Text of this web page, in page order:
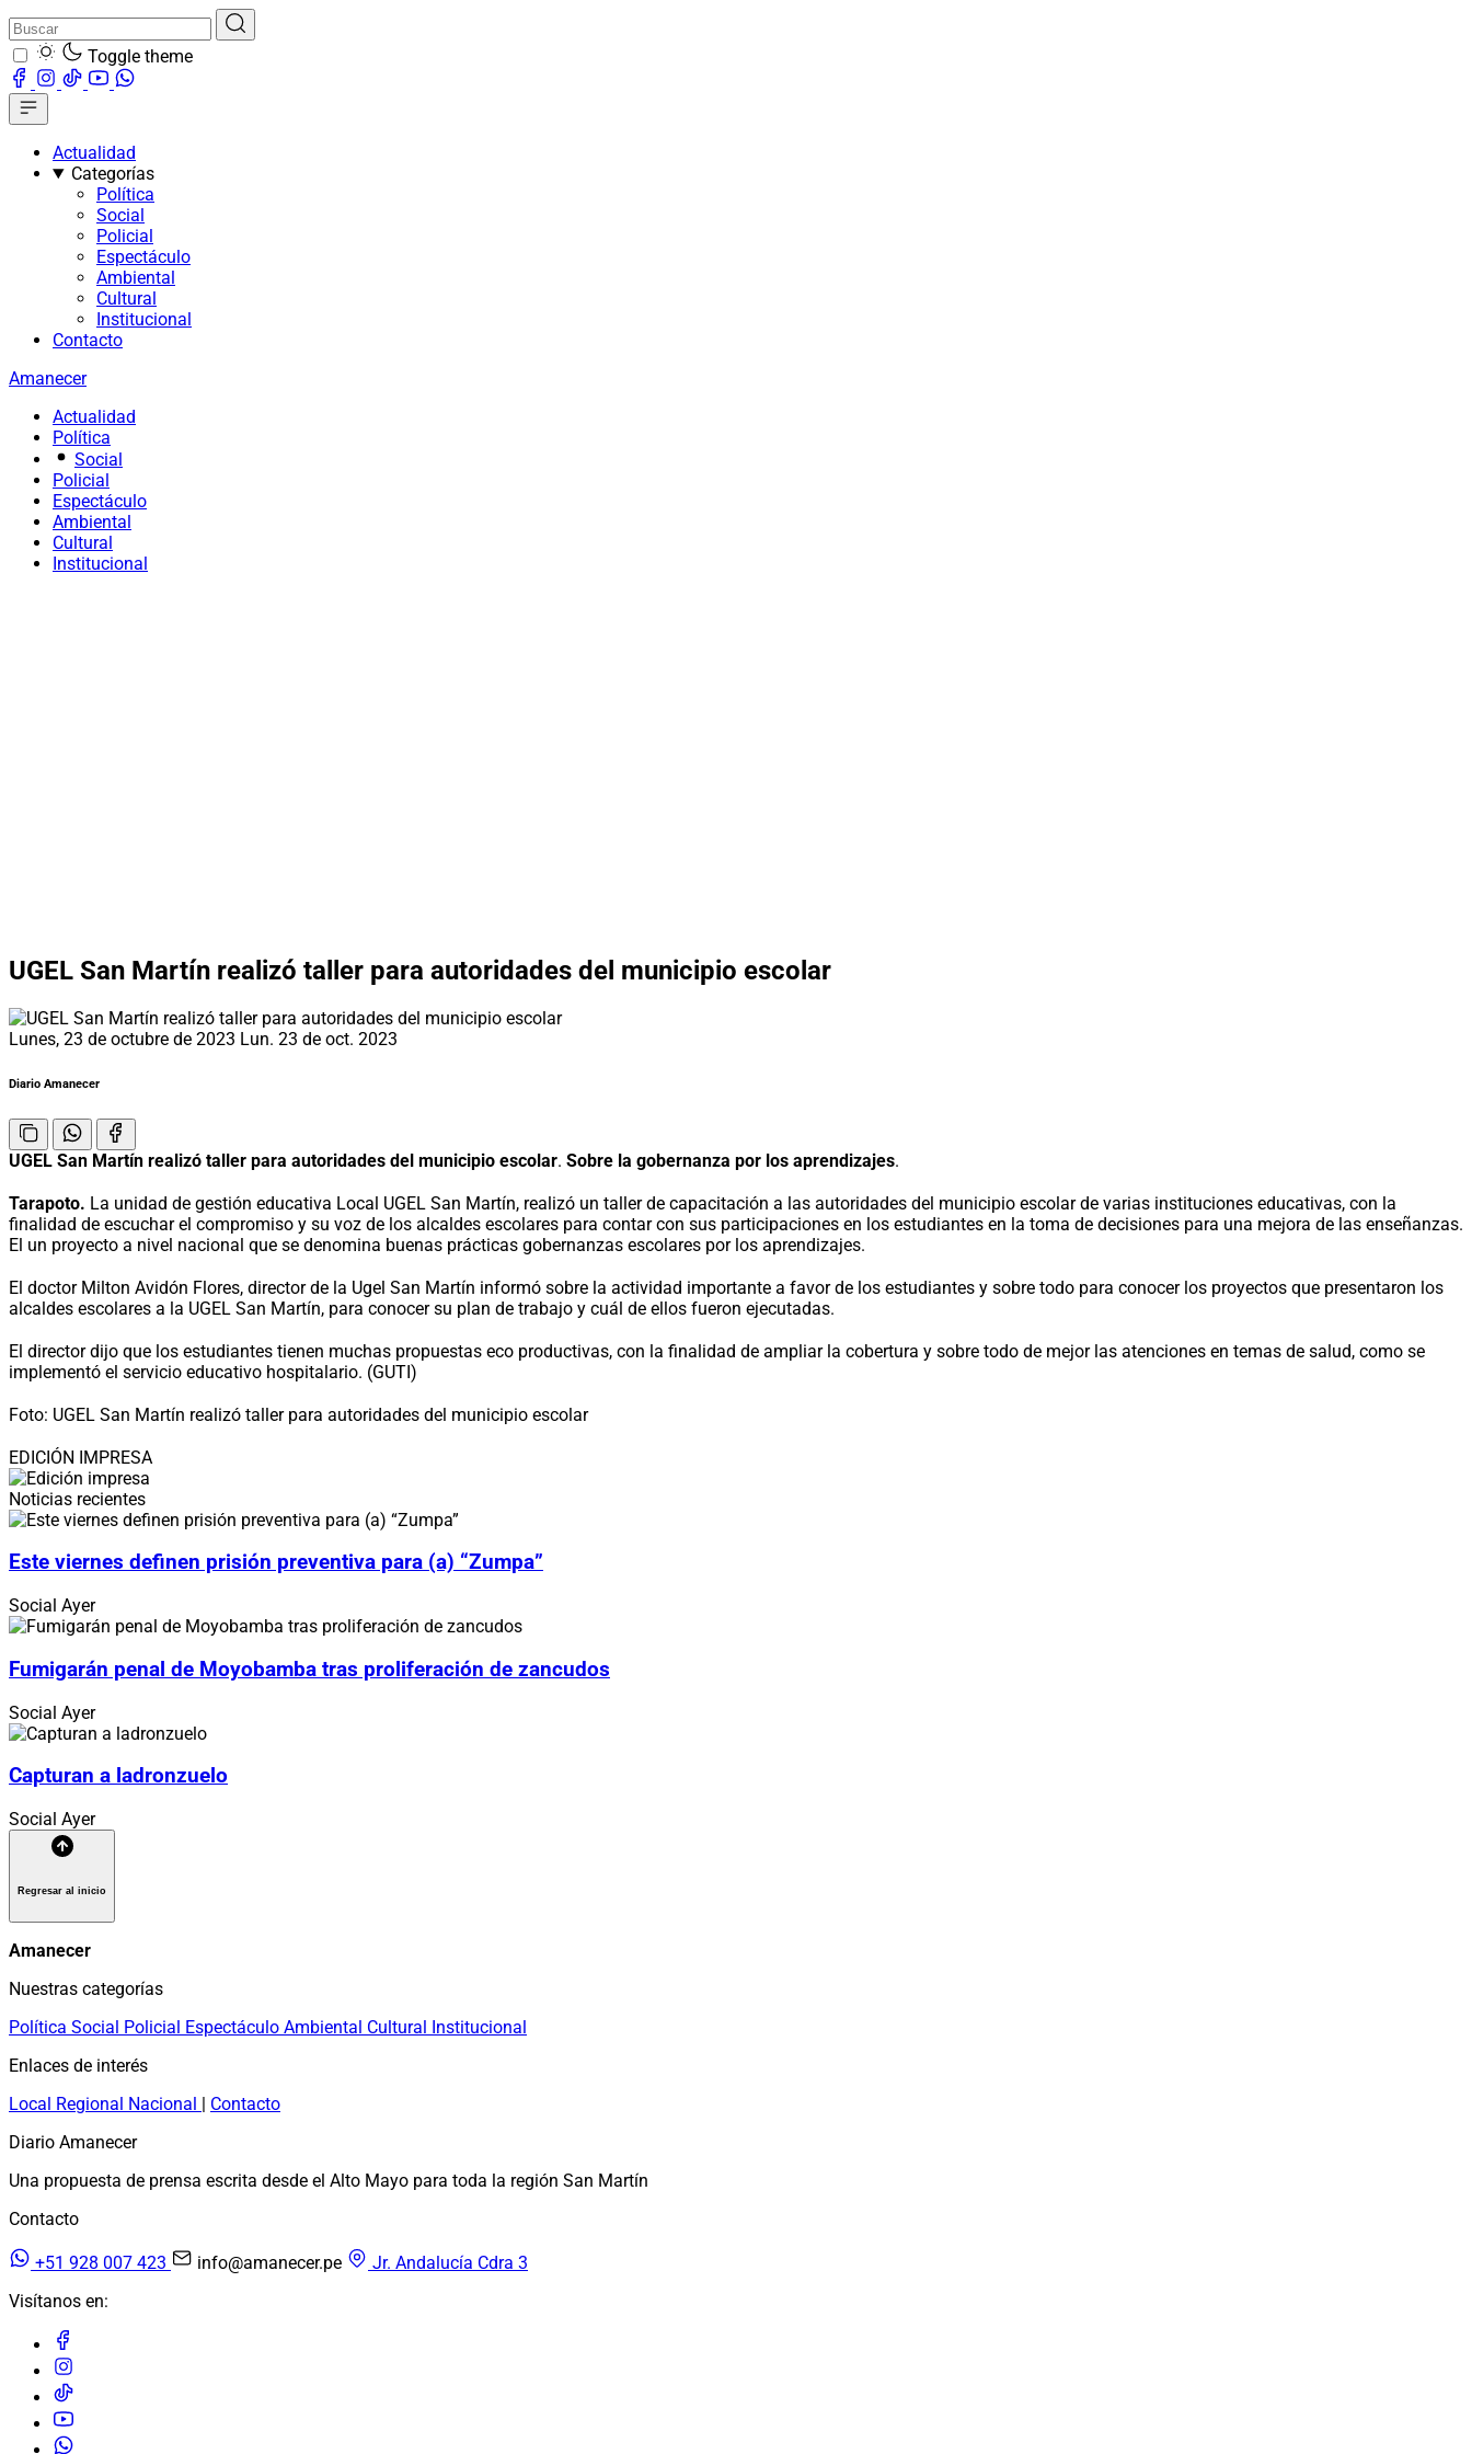
Toggle theme
Actualidad
Categorías
Política
Social
Policial
Espectáculo
Ambiental
Cultural
Institucional
Contacto
Amanecer
Actualidad
Política
Social
Policial
Espectáculo
Ambiental
Cultural
Institucional
UGEL San Martín realizó taller para autoridades del municipio escolar
Lunes, 23 de octubre de 2023 Lun. 23 de oct. 2023
Diario Amanecer
UGEL San Martín realizó taller para autoridades del municipio escolar. Sobre la gobernanza por los aprendizajes.
Tarapoto. La unidad de gestión educativa Local UGEL San Martín, realizó un taller de capacitación a las autoridades del municipio escolar de varias instituciones educativas, con la
finalidad de escuchar el compromiso y su voz de los alcaldes escolares para contar con sus participaciones en los estudiantes en la toma de decisiones para una mejora de las enseñanzas.
El un proyecto a nivel nacional que se denomina buenas prácticas gobernanzas escolares por los aprendizajes.
El doctor Milton Avidón Flores, director de la Ugel San Martín informó sobre la actividad importante a favor de los estudiantes y sobre todo para conocer los proyectos que presentaron los
alcaldes escolares a la UGEL San Martín, para conocer su plan de trabajo y cuál de ellos fueron ejecutadas.
El director dijo que los estudiantes tienen muchas propuestas eco productivas, con la finalidad de ampliar la cobertura y sobre todo de mejor las atenciones en temas de salud, como se
implementó el servicio educativo hospitalario. (GUTI)
Foto: UGEL San Martín realizó taller para autoridades del municipio escolar
EDICIÓN IMPRESA
Noticias recientes
Este viernes definen prisión preventiva para (a) “Zumpa”
Social Ayer
Fumigarán penal de Moyobamba tras proliferación de zancudos
Social Ayer
Capturan a ladronzuelo
Social Ayer
Regresar al inicio
Amanecer
Nuestras categorías
Política Social Policial Espectáculo Ambiental Cultural Institucional
Enlaces de interés
Local Regional Nacional | Contacto
Diario Amanecer
Una propuesta de prensa escrita desde el Alto Mayo para toda la región San Martín
Contacto
+51 928 007 423 info@amanecer.pe
Jr. Andalucía Cdra 3
Visítanos en: